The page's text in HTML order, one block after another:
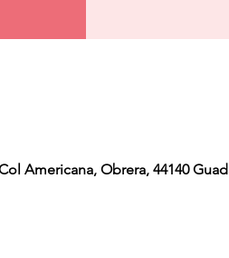
Americana, Obrera, 44140